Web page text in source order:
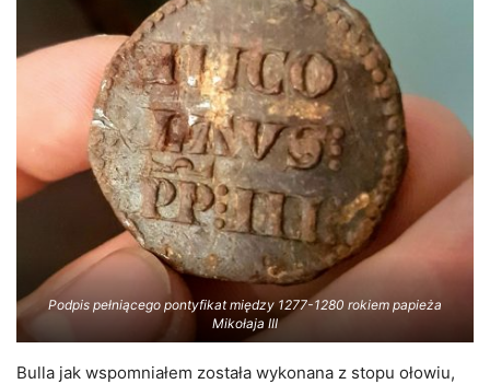
Podpis pełniącego pontyfikat między 1277-1280 rokiem papieża
Mikołaja III
Bulla jak wspomniałem została wykonana z stopu ołowiu,